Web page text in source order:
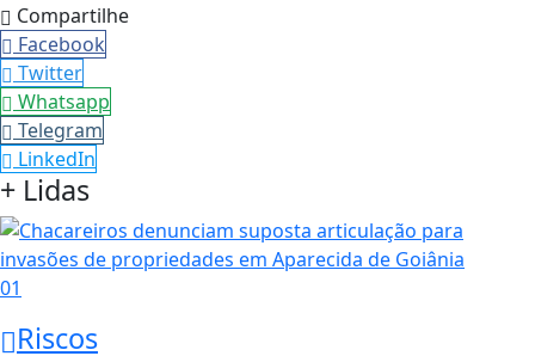
Compartilhe
Facebook
Twitter
Whatsapp
Telegram
LinkedIn
+ Lidas
01
Riscos